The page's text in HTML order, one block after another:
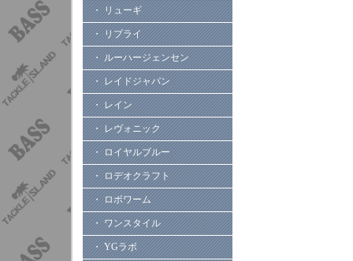
・ リューギ
・ リプライ
・ ルーハージェンセン
・ レイドジャパン
・ レイン
・ レヴォニック
・ ロイヤルブルー
・ ロデオクラフト
・ ロボワーム
・ ワンスタイル
・ YGラボ